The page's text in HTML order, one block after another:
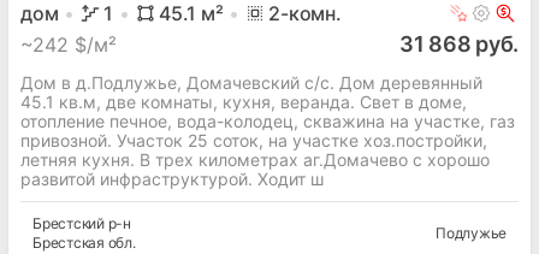
дом 1 45.1 м² 2-комн.
~242 $/м² 31 868 руб.
Дом в д.Подлужье, Домачевский с/с. Дом деревянный
45.1 кв.м, две комнаты, кухня, веранда. Свет в доме,
отопление печное, вода-колодец, скважина на участке, газ
привозной. Участок 25 соток, на участке хоз.постройки,
летняя кухня. В трех километрах аг.Домачево с хорошо
развитой инфраструктурой. Ходит ш
Брестскийр-н
Брестская обл.
Подлужье